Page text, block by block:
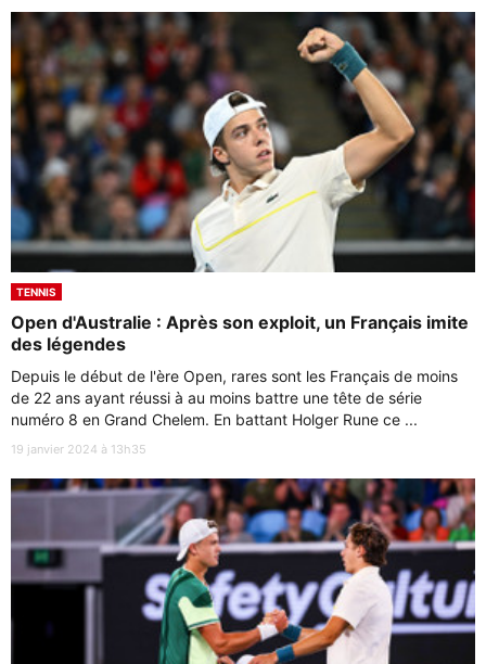
TENNIS
Open d'Australie : Après son exploit, un Français imite
des légendes
Depuis le début de l'ère Open, rares sont les Français de moins
de 22 ans ayant réussi à au moins battre une tête de série
numéro 8 en Grand Chelem. En battant Holger Rune ce ...
19 janvier 2024 à 13h35